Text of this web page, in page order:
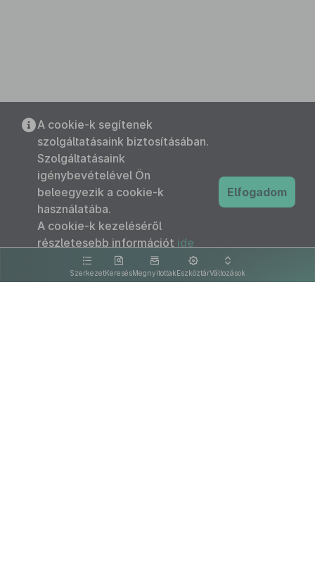
SzerkezetKeresésMegnyitottakEszköztárVáltozások
A cookie-k segítenek
szolgáltatásaink biztosításában.
Szolgáltatásaink
igénybevételével Ön
beleegyezik a cookie-k
használatába.
A cookie-k kezeléséről
részletesebb információt ide
kattintva olvashat.
Elfogadom